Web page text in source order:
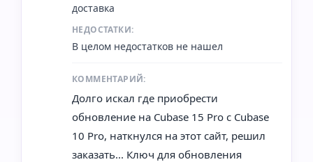
доставка
НЕДОСТАТКИ:
В целом недостатков не нашел
КОММЕНТАРИЙ:
Долго искал где приобрести
обновление на Cubase 15 Pro с Cubase
10 Pro, наткнулся на этот сайт, решил
заказать... Ключ для обновления